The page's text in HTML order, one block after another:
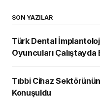
SON YAZILAR
Türk Dental
Oyuncuları Çalıştayda
Tıbbi Cihaz
Konuşuldu